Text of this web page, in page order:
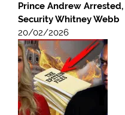
Prince Andrew
Security Whitney Webb
20/02/2026